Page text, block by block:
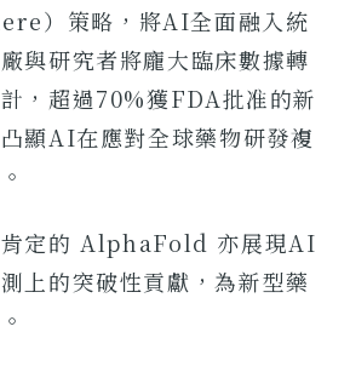
）策略，將AI全面融入統
與研究者將龐大臨床數據轉
，超過70%獲FDA批准的新
顯AI在應對全球藥物研發複
肯定的 AlphaFold 亦展現AI
上的突破性貢獻，為新型藥